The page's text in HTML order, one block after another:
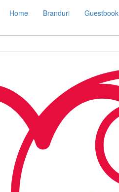
Home Branduri Guestbook